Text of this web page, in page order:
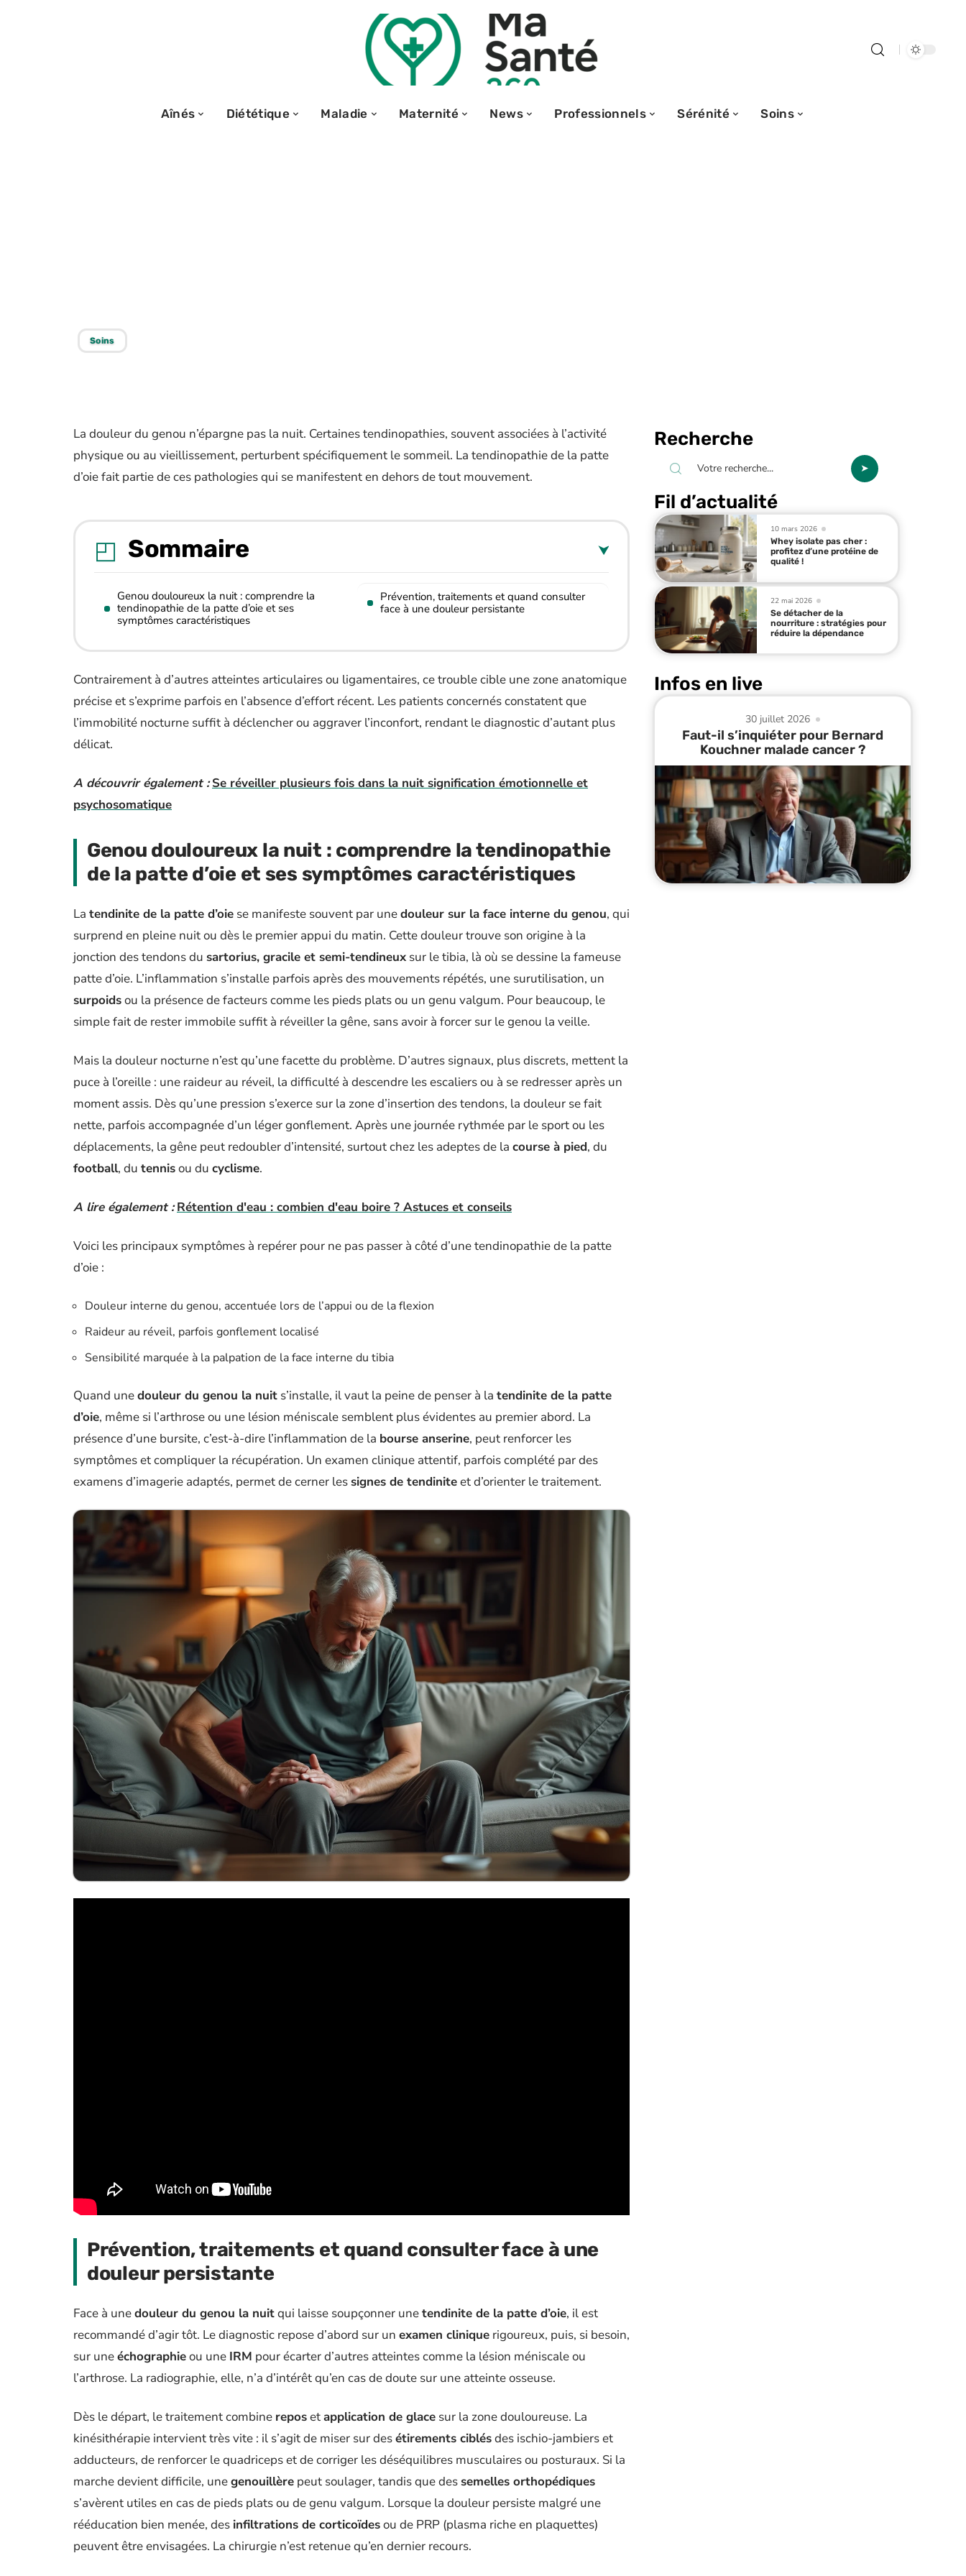
Aînés Diététique Maladie Maternité News Professionnels Sérénité Soins
Soins
La douleur du genou n’épargne pas la nuit. Certaines tendinopathies, souvent associées à l’activité
physique ou au vieillissement, perturbent spécifiquement le sommeil. La tendinopathie de la patte
d’oie fait partie de ces pathologies qui se manifestent en dehors de tout mouvement.
Sommaire
Genou douloureux la nuit : comprendre la
tendinopathie de la patte d’oie et ses
symptômes caractéristiques
Prévention, traitements et quand consulter
face à une douleur persistante
Contrairement à d’autres atteintes articulaires ou ligamentaires, ce trouble cible une zone anatomique
précise et s’exprime parfois en l’absence d’effort récent. Les patients concernés constatent que
l’immobilité nocturne suffit à déclencher ou aggraver l’inconfort, rendant le diagnostic d’autant plus
délicat.
A découvrir également : Se réveiller plusieurs fois dans la nuit signification émotionnelle et
psychosomatique
Genou douloureux la nuit : comprendre la tendinopathie
de la patte d’oie et ses symptômes caractéristiques
La tendinite de la patte d’oie se manifeste souvent par unedouleur sur la face interne du genou, qui
surprend en pleine nuit ou dès le premier appui du matin. Cette douleur trouve son origine à la
jonction des tendons du sartorius, gracile et semi-tendineux sur le tibia, là où se dessine la fameuse
patte d’oie. L’inflammation s’installe parfois après des mouvements répétés, une surutilisation, un
surpoidsou la présence de facteurs comme les pieds plats ou un genu valgum. Pour beaucoup, le
simple fait de rester immobile suffit à réveiller la gêne, sans avoir à forcer sur le genou la veille.
Mais la douleur nocturne n’est qu’une facette du problème. D’autres signaux, plus discrets, mettent la
puce à l’oreille : une raideur au réveil, la difficulté à descendre les escaliers ou à se redresser après un
moment assis. Dès qu’une pression s’exerce sur la zone d’insertion des tendons, la douleur se fait
nette, parfois accompagnée d’un léger gonflement. Après une journée rythmée par le sport ou les
déplacements, la gêne peut redoubler d’intensité, surtout chez les adeptes de la course à pied, du
football, du tennisou du cyclisme.
A lire également : Rétention d'eau : combien d'eau boire ? Astuces et conseils
Voici les principaux symptômes à repérer pour ne pas passer à côté d’une tendinopathie de la patte
d’oie :
Douleur interne du genou, accentuée lors de l’appui ou de la flexion
Raideur au réveil, parfois gonflement localisé
Sensibilité marquée à la palpation de la face interne du tibia
Quand unedouleur du genou la nuit s’installe, il vaut la peine de penser à la tendinite de la patte
d’oie, même si l’arthrose ou une lésion méniscale semblent plus évidentes au premier abord. La
présence d’une bursite, c’est-à-dire l’inflammation de la bourse anserine, peut renforcer les
symptômes et compliquer la récupération. Un examen clinique attentif, parfois complété par des
examens d’imagerie adaptés, permet de cerner les signes de tendiniteet d’orienter le traitement.
Prévention, traitements et quand consulter face à une
douleur persistante
Face à unedouleur du genou la nuitqui laisse soupçonner unetendinite de la patte d’oie, il est
recommandé d’agir tôt. Le diagnostic repose d’abord sur un examen clinique rigoureux, puis, si besoin,
sur uneéchographieou une IRM pour écarter d’autres atteintes comme la lésion méniscale ou
l’arthrose. La radiographie, elle, n’a d’intérêt qu’en cas de doute sur une atteinte osseuse.
Dès le départ, le traitement combine reposetapplication de glace sur la zone douloureuse. La
kinésithérapie intervient très vite : il s’agit de miser sur desétirements ciblésdes ischio-jambiers et
adducteurs, de renforcer le quadriceps et de corriger les déséquilibres musculaires ou posturaux. Si la
marche devient difficile, unegenouillère peut soulager, tandis que des semelles orthopédiques
s’avèrent utiles en cas de pieds plats ou de genu valgum. Lorsque la douleur persiste malgré une
rééducation bien menée, des infiltrations de corticoïdesou de PRP (plasma riche en plaquettes)
peuvent être envisagées. La chirurgie n’est retenue qu’en dernier recours.
Recherche
Fil d’actualité
10 mars 2026
Whey isolate pas cher :
profitez d’une protéine de
qualité !
22 mai 2026
Se détacher de la
nourriture : stratégies pour
réduire la dépendance
Infos en live
30 juillet 2026
Faut-il s’inquiéter pour Bernard
Kouchner malade cancer ?